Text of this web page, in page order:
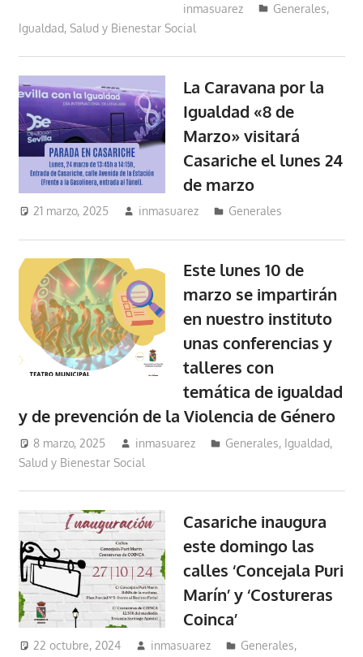
inmasuarez
Generales,
Igualdad, Salud y Bienestar Social
La Caravana por la
Igualdad «8 de
Marzo» visitará
Casariche el lunes 24
de marzo
21 marzo, 2025 inmasuarez Generales
Este lunes 10 de
marzo se impartirán
en nuestro instituto
unas conferencias y
talleres con
temática de igualdad
y de prevención de la Violencia de Género
8 marzo, 2025 inmasuarez Generales, Igualdad,
Salud y Bienestar Social
Casariche inaugura
este domingo las
calles ‘Concejala Puri
Marín’ y ‘Costureras
Coinca’
22 octubre, 2024 inmasuarez Generales,